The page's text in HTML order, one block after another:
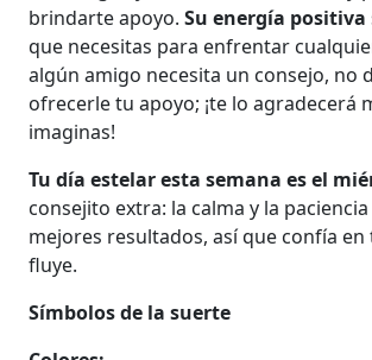
brindarte apoyo.Su energía positiva
que necesitas para enfrentar
algún amigo necesita un consejo, no
ofrecerle tu apoyo; ¡te lo agradecerá
imaginas!
Tu día estelar esta semana es el
consejito extra: la calma y la
mejores resultados, así que confía
fluye.
Símbolos de la suerte